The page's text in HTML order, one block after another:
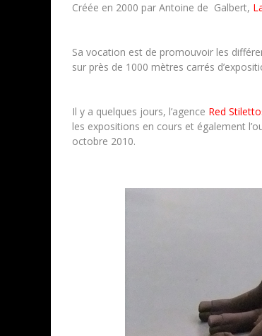
Créée en 2000 par Antoine de Galbert,
Sa vocation est de promouvoir les
sur près de 1000 mètres carrés
Il y a quelques jours, l’agence Red
les expositions en cours et également
octobre 2010.